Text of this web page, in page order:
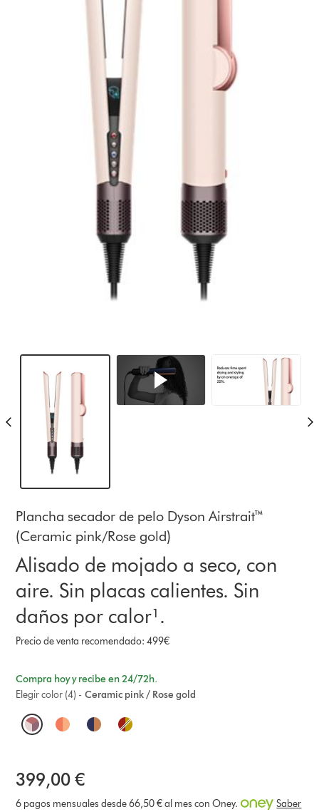
Plancha secador de pelo Dyson Airstrait™
(Ceramic pink/Rose gold)
Alisado de mojado a seco, con
aire. Sin placas calientes. Sin
daños por calor¹.
Precio de venta recomendado: 499€
Compra hoy y recibe en 24/72h.
Ceramic pink / Rose gold
Elegir color (4) -
O
t
i
399,00 €
6 pagos mensuales desde 66,50 € al mes con Oney.
Saber